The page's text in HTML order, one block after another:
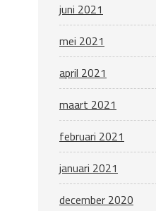
juni 2021
mei 2021
april 2021
maart 2021
februari 2021
januari 2021
december 2020